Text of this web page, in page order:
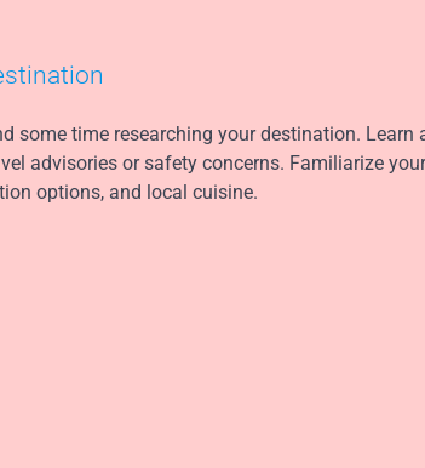
some time researching your destination.
advisories or safety concerns. Familiarize
options, and local cuisine.